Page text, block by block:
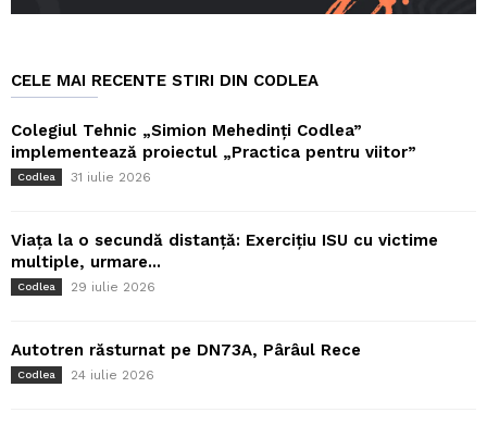
CELE MAI RECENTE STIRI DIN CODLEA
Colegiul Tehnic „Simion Mehedinți Codlea”
implementează proiectul „Practica pentru viitor”
Codlea 31 iulie 2026
Viața la o secundă distanță: Exercițiu ISU cu victime
multiple, urmare...
Codlea 29 iulie 2026
Autotren răsturnat pe DN73A, Pârâul Rece
Codlea 24 iulie 2026